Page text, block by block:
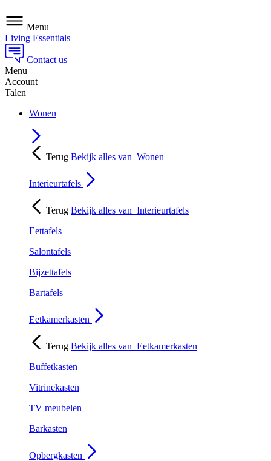
Menu
Living Essentials
Contact us
Menu
Account
Talen
Wonen
Terug Bekijk alles van Wonen
Interieurtafels
Terug Bekijk alles van Interieurtafels
Eettafels
Salontafels
Bijzettafels
Bartafels
Eetkamerkasten
Terug Bekijk alles van Eetkamerkasten
Buffetkasten
Vitrinekasten
TV meubelen
Barkasten
Opbergkasten